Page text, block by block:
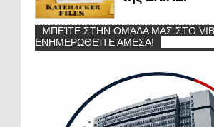
ΜΠΕΊΤΕ ΣΤΗΝ ΟΜΆΔΑ ΜΑΣ ΣΤΟ
ΕΝΗΜΕΡΩΘΕΊΤΕ ΆΜΕΣΑ!